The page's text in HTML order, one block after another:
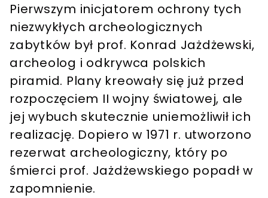
Pierwszym inicjatorem ochrony tych
niezwykłych archeologicznych
zabytków był prof. Konrad Jażdżewski,
archeolog i odkrywca polskich
piramid. Plany kreowały się już przed
rozpoczęciem II wojny światowej, ale
jej wybuch skutecznie uniemożliwił ich
realizację. Dopiero w 1971 r. utworzono
rezerwat archeologiczny, który po
śmierci prof. Jażdżewskiego popadł w
zapomnienie.